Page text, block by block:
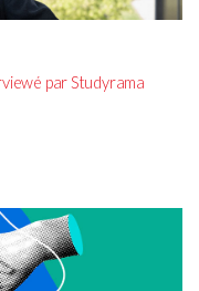
par Studyrama